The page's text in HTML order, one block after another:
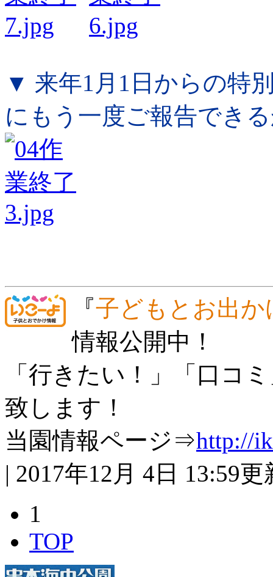
▼ 来年1月1日からの特
にもう一度ご報告でき
『子どもとお出
情報公開中！
「行きたい！」「口コ
致します！
当園情報ページ⇒http://
| 2017年12月 4日 13:59
1
TOP